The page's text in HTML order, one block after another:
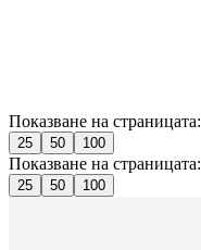
Показване на страницата:
25 50 100
Показване на страницата:
25 50 100